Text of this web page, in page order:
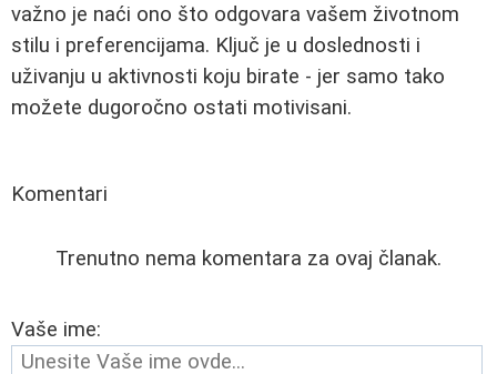
važno je naći ono što odgovara vašem životnom
stilu i preferencijama. Ključ je u doslednosti i
uživanju u aktivnosti koju birate - jer samo tako
možete dugoročno ostati motivisani.
Komentari
Trenutno nema komentara za ovaj članak.
Vaše ime: